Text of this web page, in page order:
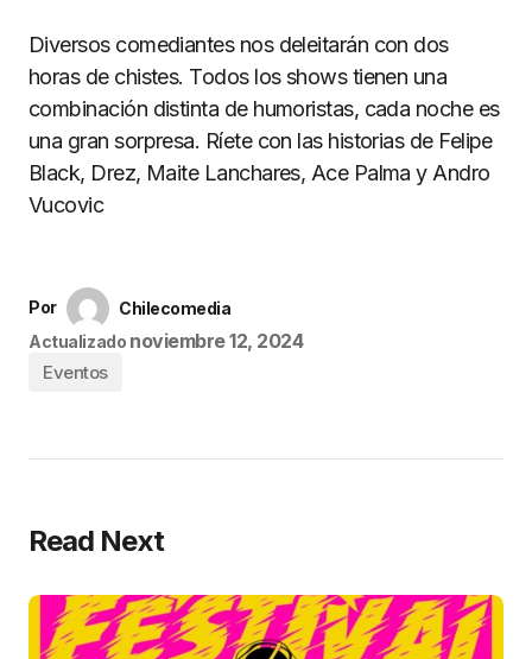
Diversos comediantes nos deleitarán con dos
horas de chistes. Todos los shows tienen una
combinación distinta de humoristas, cada noche es
una gran sorpresa. Ríete con las historias de Felipe
Black, Drez, Maite Lanchares, Ace Palma y Andro
Vucovic
Por
Chilecomedia
Actualizado noviembre 12, 2024
Eventos
Read Next